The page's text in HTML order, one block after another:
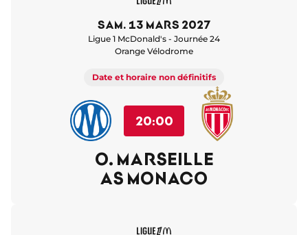
sam. 13 mars 2027
Ligue 1 McDonald's - Journée 24
Orange Vélodrome
Date et horaire non définitifs
20:00
O. MARSEILLE
AS MONACO